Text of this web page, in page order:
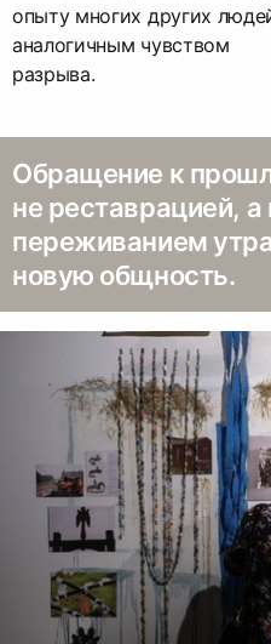
опыту многих других
аналогичным чувством
разрыва.
Обращение к
не реставрацией,
переживанием
новую общность.